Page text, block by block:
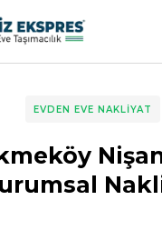
EVDEN EVE NAKLIYAT